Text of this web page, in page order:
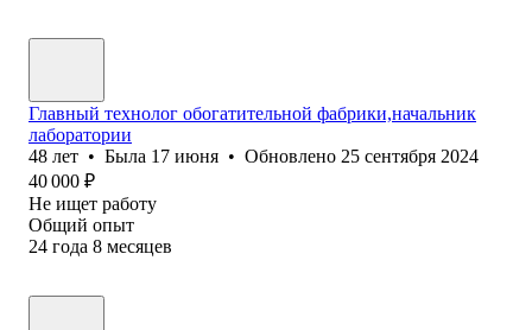
Главный технолог обогатительной фабрики,начальник
лаборатории
48 лет • Была 17 июня • Обновлено 25 сентября 2024
40 000 ₽
Не ищет работу
Общий опыт
24 года 8 месяцев